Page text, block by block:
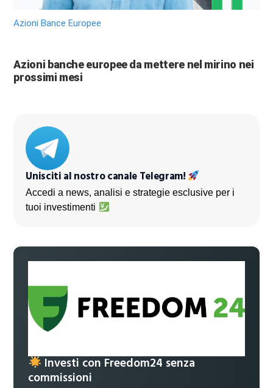
Azioni Bance Europee
Azioni banche europee da mettere nel mirino nei
prossimi mesi
Unisciti al nostro canale Telegram!
Accedi a news, analisi e strategie esclusive per i
tuoi investimenti
Investi con Freedom24 senza
commissioni